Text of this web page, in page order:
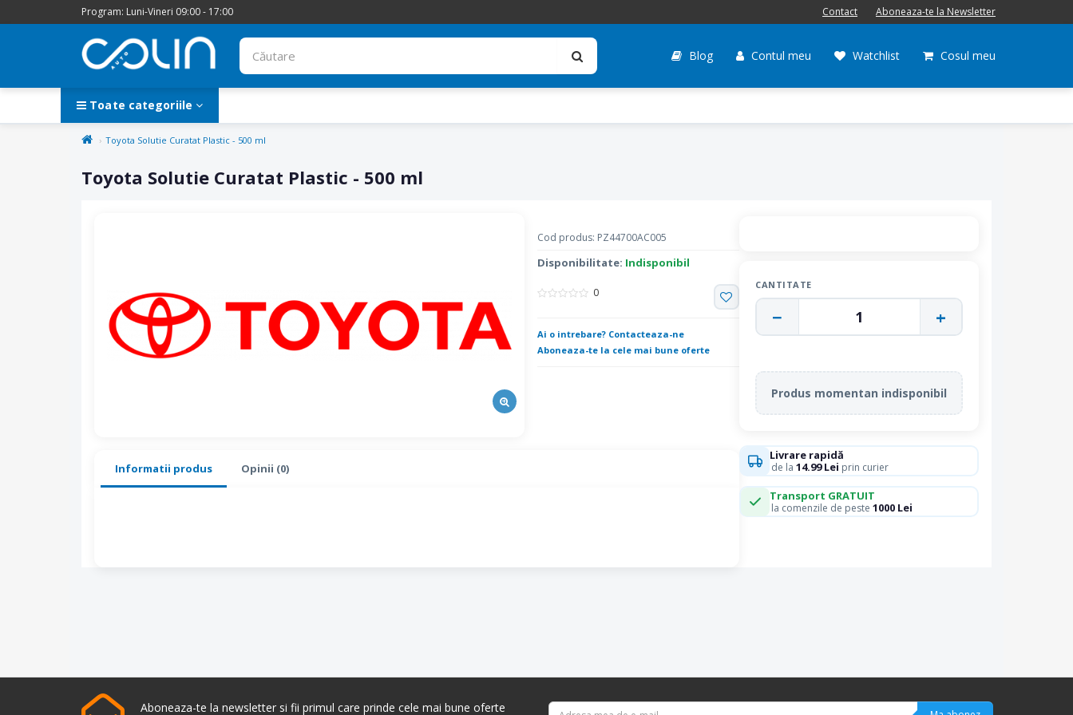
Program: Luni-Vineri 09:00 - 17:00 Contact Aboneaza-te la Newsletter
Blog Contul meu Watchlist Cosul meu
Toate categoriile
Toyota Solutie Curatat Plastic - 500 ml
Toyota Solutie Curatat Plastic - 500 ml
Cod produs: PZ44700AC005
Disponibilitate: Indisponibil
0
Ai o intrebare? Contacteaza-ne
Aboneaza-te la cele mai bune oferte
Informatii produs Opinii (0)
CANTITATE
− 1 +
Produs momentan indisponibil
Livrare rapidă
de la 14.99 Lei prin curier
Transport GRATUIT
la comenzile de peste 1000 Lei
Aboneaza-te la newsletter si fii primul care prinde cele mai bune oferte